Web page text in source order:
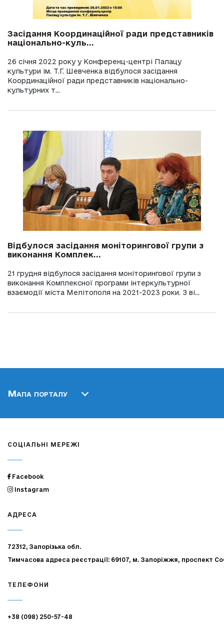
Засідання Координаційної ради представників
національно-куль...
26 січня 2022 року у Конференц-центрі Палацу
культури ім. Т.Г. Шевченка відбулося засідання
Координаційної ради представників національно-
культурних т...
Відбулося засідання моніторингової групи з
виконання Комплек...
21 грудня відбулося засідання моніторингової групи з
виконання Комплексної програми інтеркультурної
взаємодії міста Мелітополя на 2021-2023 роки. З ві...
Мапа порталу
СОЦІАЛЬНІ МЕРЕЖІ
Facebook
Instagram
АДРЕСА
72312, Запорізька обл.
Тимчасова адреса реєстрації: 69107, м. Запоріжжя, проспект
ТЕЛЕФОНИ
+38 (098) 250-57-48